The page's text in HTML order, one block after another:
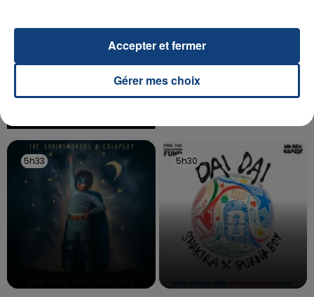
20 juillet 2026
UNE ADOLESCENTE DEVANT SE FAIRE
OPÉRER DE LA CHEVILLE RESSORT DE LA...
La famille a porté plainte contre la clinique qui a
reconnu sa responsabilité et présenté ses
5h33
5h33 5h30
5h30
Gérer mes choix
Accepter et fermer